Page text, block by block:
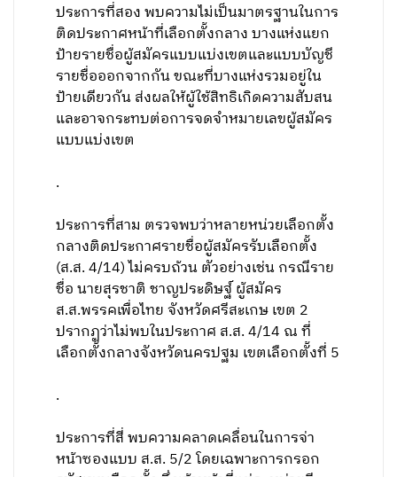
ประการที่สอง พบความไม่เป็นมาตรฐานในการ
ติดประกาศหน้าที่เลือกตั้งกลาง บางแห่งแยก
ป้ายรายชื่อผู้สมัครแบบแบ่งเขตและแบบบัญชี
รายชื่อออกจากกัน ขณะที่บางแห่งรวมอยู่ใน
ป้ายเดียวกัน ส่งผลให้ผู้ใช้สิทธิเกิดความสับสน
และอาจกระทบต่อการจดจำหมายเลขผู้สมัคร
แบบแบ่งเขต
.
ประการที่สาม ตรวจพบว่าหลายหน่วยเลือกตั้ง
กลางติดประกาศรายชื่อผู้สมัครรับเลือกตั้ง
(ส.ส. 4/14) ไม่ครบถ้วน ตัวอย่างเช่น กรณีราย
ชื่อ นายสุรชาติ ชาญประดิษฐ์ ผู้สมัคร
ส.ส.พรรคเพื่อไทย จังหวัดศรีสะเกษ เขต 2
ปรากฏว่าไม่พบในประกาศ ส.ส. 4/14 ณ ที่
เลือกตั้งกลางจังหวัดนครปฐม เขตเลือกตั้งที่ 5
.
ประการที่สี่ พบความคลาดเคลื่อนในการจ่า
หน้าซองแบบ ส.ส. 5/2 โดยเฉพาะการกรอก